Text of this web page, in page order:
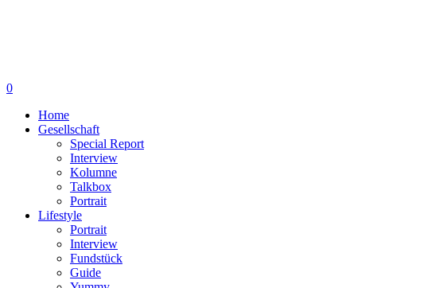
0
Home
Gesellschaft
Special Report
Interview
Kolumne
Talkbox
Portrait
Lifestyle
Portrait
Interview
Fundstück
Guide